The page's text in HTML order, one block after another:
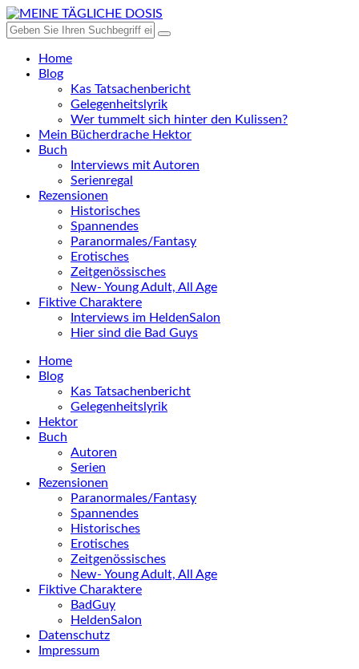
Home
Blog
Kas Tatsachenbericht
Gelegenheitslyrik
Wer tummelt sich hinter den Kulissen?
Mein Bücherdrache Hektor
Buch
Interviews mit Autoren
Serienregal
Rezensionen
Historisches
Spannendes
Paranormales/Fantasy
Erotisches
Zeitgenössisches
New- Young Adult, All Age
Fiktive Charaktere
Interviews im HeldenSalon
Hier sind die Bad Guys
Home
Blog
Kas Tatsachenbericht
Gelegenheitslyrik
Hektor
Buch
Autoren
Serien
Rezensionen
Paranormales/Fantasy
Spannendes
Historisches
Erotisches
Zeitgenössisches
New- Young Adult, All Age
Fiktive Charaktere
BadGuy
HeldenSalon
Datenschutz
Impressum